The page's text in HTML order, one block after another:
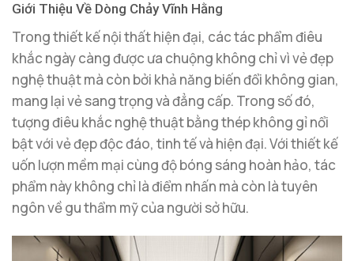
Giới Thiệu Về Dòng Chảy Vĩnh Hằng
Trong thiết kế nội thất hiện đại, các tác phẩm điêu
khắc ngày càng được ưa chuộng không chỉ vì vẻ đẹp
nghệ thuật mà còn bởi khả năng biến đổi không gian,
mang lại vẻ sang trọng và đẳng cấp. Trong số đó,
tượng điêu khắc nghệ thuật bằng thép không gỉ nổi
bật với vẻ đẹp độc đáo, tinh tế và hiện đại. Với thiết kế
uốn lượn mềm mại cùng độ bóng sáng hoàn hảo, tác
phẩm này không chỉ là điểm nhấn mà còn là tuyên
ngôn về gu thẩm mỹ của người sở hữu.